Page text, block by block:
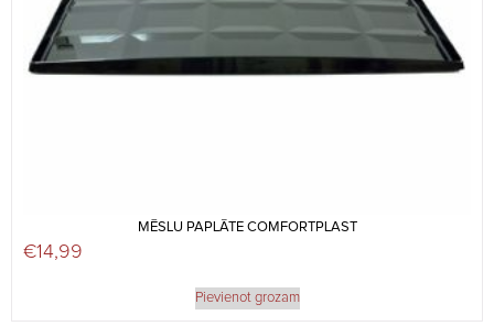
MĒSLU PAPLĀTE COMFORTPLAST
€14,99
Pievienot grozam